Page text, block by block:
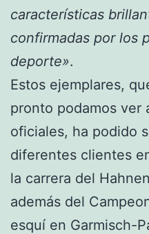
características
confirmadas por los
deporte».
Estos ejemplares,
pronto podamos ver
oficiales, ha podido
diferentes clientes
la carrera del
además del
esquí en Garmisch-